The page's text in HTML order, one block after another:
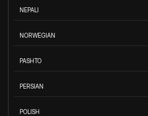
NEPALI
NORWEGIAN
PASHTO
PERSIAN
POLISH